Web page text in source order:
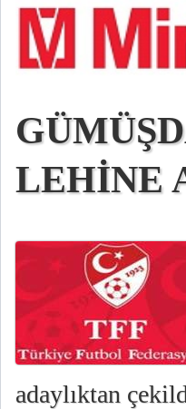
LEHİNE
adaylıktan